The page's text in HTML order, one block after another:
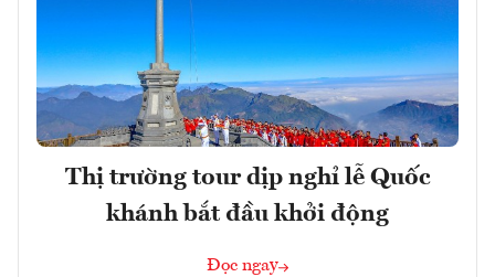
Thị trường tour dịp nghỉ lễ Quốc
khánh bắt đầu khởi động
Đọc ngay